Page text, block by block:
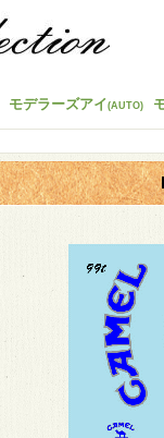
モデラーズアイ(AUTO)